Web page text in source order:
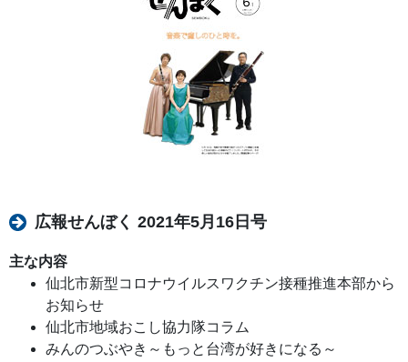
広報せんぼく 2021年5月16日号
主な内容
仙北市新型コロナウイルスワクチン接種推進本部から
お知らせ
仙北市地域おこし協力隊コラム
みんのつぶやき～もっと台湾が好きになる～